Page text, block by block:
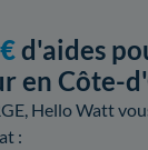
d'aides
en Côte-
Hello Watt
: